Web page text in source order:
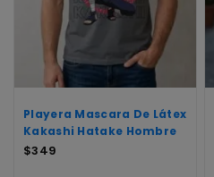
Playera Mascara De Látex
Kakashi Hatake Hombre
$349